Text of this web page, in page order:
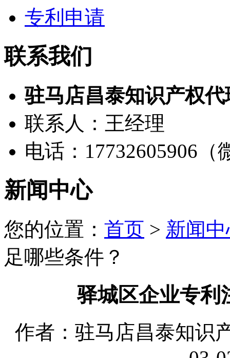
专利申请
联系我们
驻马店昌泰知识产权
联系人：王经理
电话：17732605906（
新闻中心
您的位置： 首页 > 新闻
足哪些条件？
驿城区企业专利
作者：驻马店昌泰知识